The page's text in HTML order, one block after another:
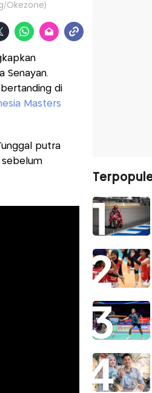
Okezone)
Senayan.
di
Masters
putra
sebelum